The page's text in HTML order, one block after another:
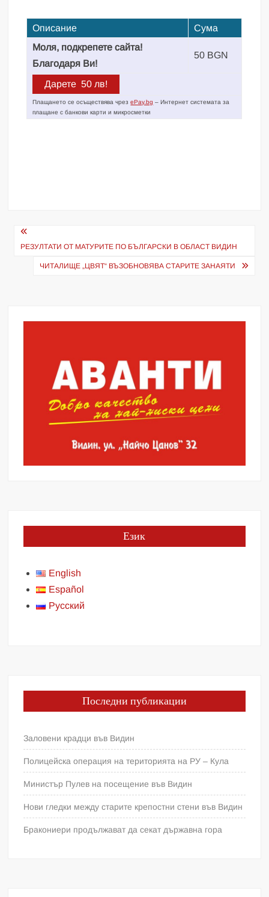
Описание
Сума
Моля, подкрепете сайта!
Благодаря Ви!
50 BGN
Плащането се осъществява чрезePay.bg – Интернет системата за
плащане с банкови карти и микросметки
Навигация
РЕЗУЛТАТИ ОТ МАТУРИТЕ ПО БЪЛГАРСКИ В ОБЛАСТ ВИДИН
ЧИТАЛИЩЕ „ЦВЯТ“ ВЪЗОБНОВЯВА СТАРИТЕ ЗАНАЯТИ
Език
English
Español
Русский
Последни публикации
Заловени крадци във Видин
Полицейска операция на територията на РУ – Кула
Министър Пулев на посещение във Видин
Нови гледки между старите крепостни стени във Видин
Бракониери продължават да секат държавна гора